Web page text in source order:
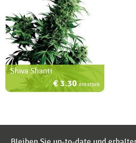
Shiva Shanti
€ 3.30ein stück